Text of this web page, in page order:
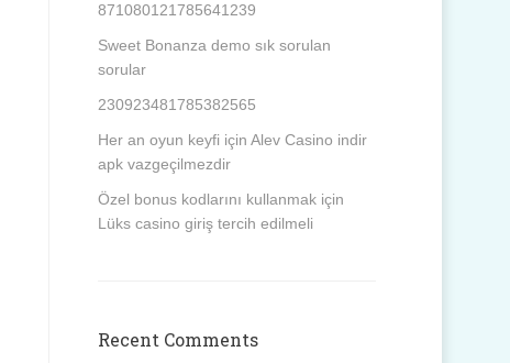
871080121785641239
Sweet Bonanza demo sık sorulan
sorular
230923481785382565
Her an oyun keyfi için Alev Casino indir
apk vazgeçilmezdir
Özel bonus kodlarını kullanmak için
Lüks casino giriş tercih edilmeli
Recent Comments